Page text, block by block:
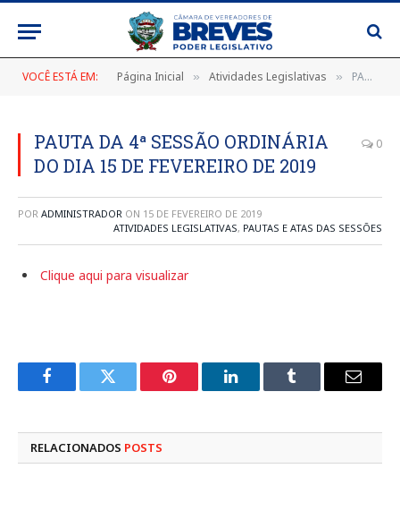
VOCÊ ESTÁ EM: Página Inicial » Atividades Legislativas » PAUTA DA 4ª SESSÃO ORDINÁRIA DO DIA 15 DE FEVEREIRO DE 2019
PAUTA DA 4ª SESSÃO ORDINÁRIA
DO DIA 15 DE FEVEREIRO DE 2019
0
POR ADMINISTRADOR ON 15 DE FEVEREIRO DE 2019
ATIVIDADES LEGISLATIVAS, PAUTAS E ATAS DAS SESSÕES
Clique aqui para visualizar
FacebookTwitter Pinterest LinkedInTumblr
E-
RELACIONADOS POSTS